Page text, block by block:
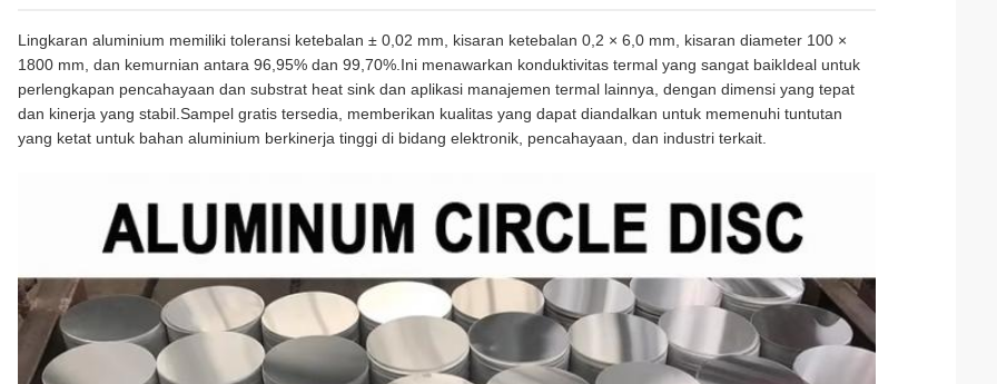
Lingkaran aluminium memiliki toleransi ketebalan ± 0,02 mm, kisaran ketebalan 0,2 × 6,0 mm, kisaran diameter 100 ×
1800 mm, dan kemurnian antara 96,95% dan 99,70%.Ini menawarkan konduktivitas termal yang sangat baikIdeal untuk
perlengkapan pencahayaan dan substrat heat sink dan aplikasi manajemen termal lainnya, dengan dimensi yang tepat
dan kinerja yang stabil.Sampel gratis tersedia, memberikan kualitas yang dapat diandalkan untuk memenuhi tuntutan
yang ketat untuk bahan aluminium berkinerja tinggi di bidang elektronik, pencahayaan, dan industri terkait.